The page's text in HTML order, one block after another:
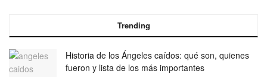
Trending
Historia de los Ángeles caídos: qué son, quienes
fueron y lista de los más importantes